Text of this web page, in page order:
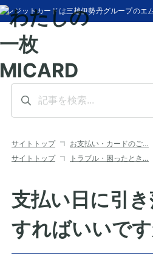
クレジットカードは三越伊勢丹グループのエ
サイトトップ お支払い・カードのご…
サイトトップ
トラブル・困ったとき…
支払い日に引
すればいいで